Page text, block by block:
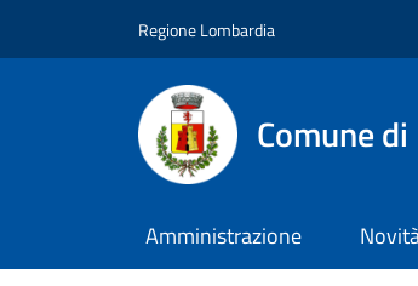
Regione Lombardia
Comune
Amministrazione